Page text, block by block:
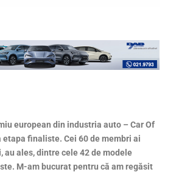
european din industria auto – Car Of
etapa finaliste. Cei 60 de membri ai
au ales, dintre cele 42 de modele
M-am bucurat pentru că am regăsit